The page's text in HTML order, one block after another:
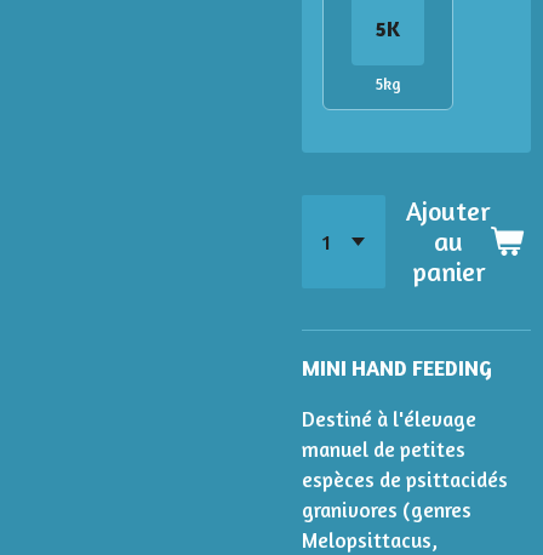
5K
5kg
Ajouter
au
panier
MINI HAND FEEDING
Destiné à l'élevage
manuel de petites
espèces de psittacidés
granivores (genres
Melopsittacus,